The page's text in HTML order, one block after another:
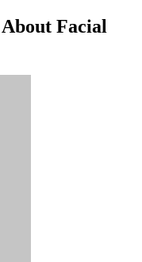
Facial